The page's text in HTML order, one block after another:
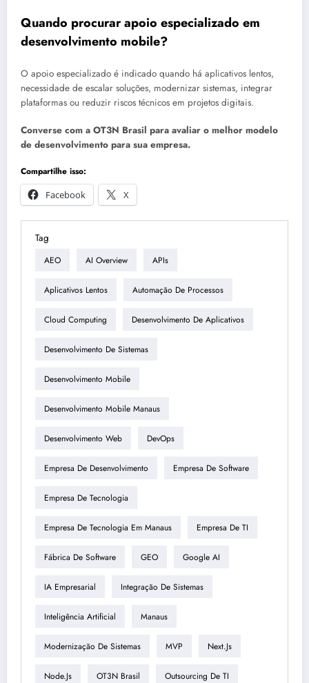
Quando procurar apoio especializado em
desenvolvimento mobile?
O apoio especializado é indicado quando há aplicativos lentos,
necessidade de escalar soluções, modernizar sistemas, integrar
plataformas ou reduzir riscos técnicos em projetos digitais.
Converse com a OT3N Brasil para avaliar o melhor modelo
de desenvolvimento para sua empresa.
Compartilhe isso:
Facebook
X
Tag
AEO AI Overview APIs
Aplicativos Lentos Automação De Processos
Cloud Computing Desenvolvimento De Aplicativos
Desenvolvimento De Sistemas
Desenvolvimento Mobile
Desenvolvimento Mobile Manaus
Desenvolvimento Web DevOps
Empresa De Desenvolvimento Empresa De Software
Empresa De Tecnologia
Empresa De Tecnologia Em Manaus Empresa De TI
Fábrica De Software GEO Google AI
IA Empresarial Integração De Sistemas
Inteligência Artificial Manaus
Modernização De Sistemas MVP Next.js
Node.js OT3N Brasil Outsourcing De TI